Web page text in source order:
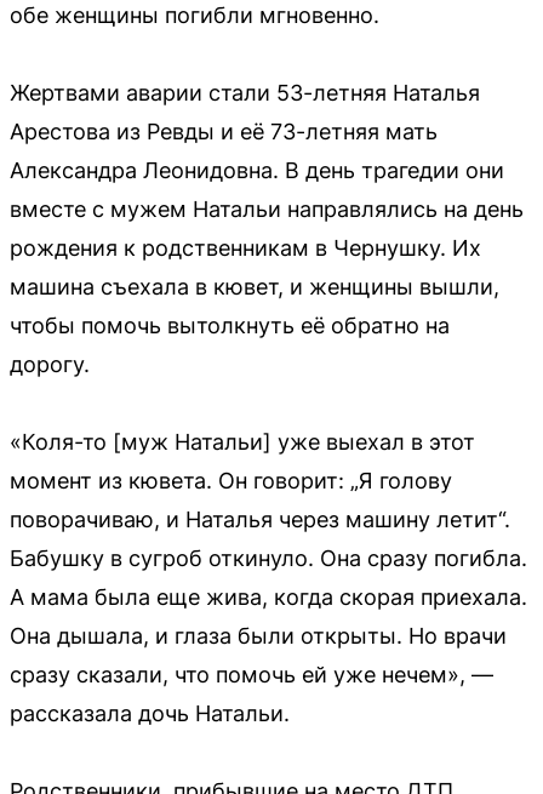
обе женщины погибли мгновенно.
Жертвами аварии стали 53-летняя Наталья
Арестова из Ревды и её 73-летняя мать
Александра Леонидовна. В день трагедии они
вместе с мужем Натальи направлялись на день
рождения к родственникам в Чернушку. Их
машина съехала в кювет, и женщины вышли,
чтобы помочь вытолкнуть её обратно на
дорогу.
«Коля-то [муж Натальи] уже выехал в этот
момент из кювета. Он говорит: „Я голову
поворачиваю, и Наталья через машину летит“.
Бабушку в сугроб откинуло. Она сразу погибла.
А мама была еще жива, когда скорая приехала.
Она дышала, и глаза были открыты. Но врачи
сразу сказали, что помочь ей уже нечем», —
рассказала дочь Натальи.